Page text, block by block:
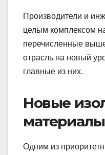
Производители и
целым комплексом
перечисленные
отрасль на новый
главные из них.
Новые
материалы
Одним из